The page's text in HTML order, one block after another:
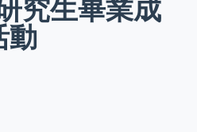
究生畢業成
動